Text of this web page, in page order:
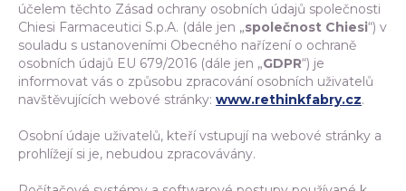
účelem těchto Zásad ochrany osobních údajů společnosti
Chiesi Farmaceutici S.p.A. (dále jen „společnost Chiesi“) v
souladu s ustanoveními Obecného nařízení o ochraně
osobních údajů EU 679/2016 (dále jen „GDPR“) je
informovat vás o způsobu zpracování osobních uživatelů
navštěvujících webové stránky: www.rethinkfabry.cz.
Osobní údaje uživatelů, kteří vstupují na webové stránky a
prohlížejí si je, nebudou zpracovávány.